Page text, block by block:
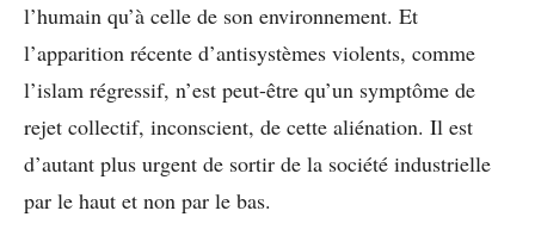
l’humain qu’à celle de son environnement. Et
l’apparition récente d’antisystèmes violents, comme
l’islam régressif, n’est peut-être qu’un symptôme de
rejet collectif, inconscient, de cette aliénation. Il est
d’autant plus urgent de sortir de la société industrielle
par le haut et non par le bas.